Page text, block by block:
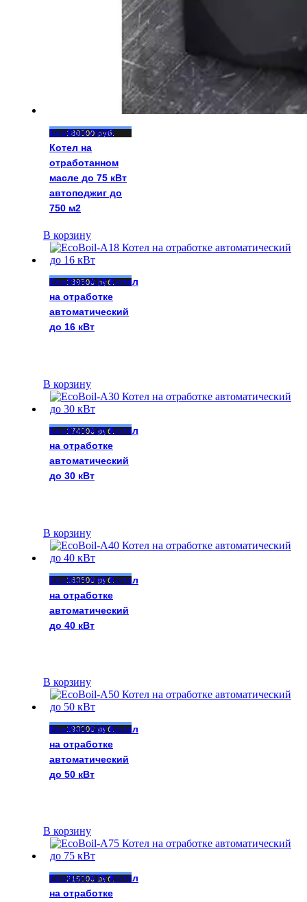
EcoBoil-75/50
Котел на
отработанном
масле до 75 кВт
автоподжиг до
750 м2
180000руб.
В корзину
EcoBoil-A18 Котел
на отработке
автоматический
до 16 кВт
139500руб.
В корзину
EcoBoil-A30 Котел
на отработке
автоматический
до 30 кВт
174000руб.
В корзину
EcoBoil-A40 Котел
на отработке
автоматический
до 40 кВт
163500руб.
В корзину
EcoBoil-A50 Котел
на отработке
автоматический
до 50 кВт
193000руб.
В корзину
EcoBoil-A75 Котел
на отработке
215000руб.